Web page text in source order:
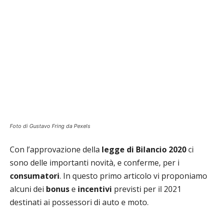
Foto di Gustavo Fring da Pexels
Con l’approvazione della legge di Bilancio 2020ci
sono delle importanti novità, e conferme, per i
consumatori. In questo primo articolo vi proponiamo
alcuni dei bonuse incentivi previsti per il 2021
destinati ai possessori di auto e moto.